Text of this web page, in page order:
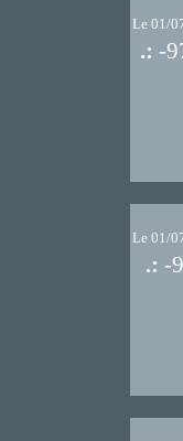
Le 01/
.: -
Le 01/
.: -